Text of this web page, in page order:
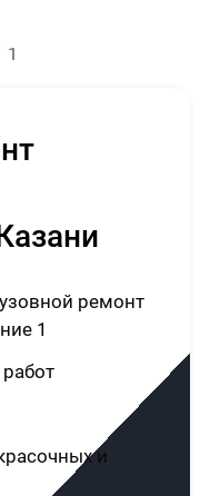
1
ремонт
1
и